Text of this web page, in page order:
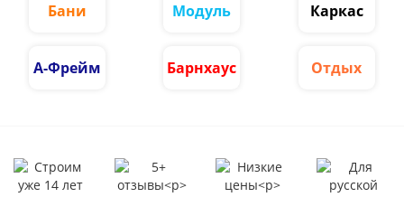
Бани Модуль Каркас
А-Фрейм Барнхаус Отдых